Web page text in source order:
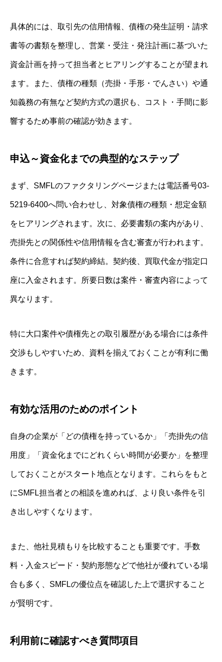
具体的には、取引先の信用情報、債権の発生証明・請求
書等の書類を整理し、営業・受注・発注計画に基づいた
資金計画を持って担当者とヒアリングすることが望まれ
ます。また、債権の種類（売掛・手形・でんさい）や通
知義務の有無など契約方式の選択も、コスト・手間に影
響するため事前の確認が効きます。
申込～資金化までの典型的なステップ
まず、SMFLのファクタリングページまたは電話番号03-
5219-6400へ問い合わせし、対象債権の種類・想定金額
をヒアリングされます。次に、必要書類の案内があり、
売掛先との関係性や信用情報を含む審査が行われます。
条件に合意すれば契約締結。契約後、買取代金が指定口
座に入金されます。所要日数は案件・審査内容によって
異なります。
特に大口案件や債権先との取引履歴がある場合には条件
交渉もしやすいため、資料を揃えておくことが有利に働
きます。
有効な活用のためのポイント
自身の企業が「どの債権を持っているか」「売掛先の信
用度」「資金化までにどれくらい時間が必要か」を整理
しておくことがスタート地点となります。これらをもと
にSMFL担当者との相談を進めれば、より良い条件を引
き出しやすくなります。
また、他社見積もりを比較することも重要です。手数
料・入金スピード・契約形態などで他社が優れている場
合も多く、SMFLの優位点を確認した上で選択すること
が賢明です。
利用前に確認すべき質問項目